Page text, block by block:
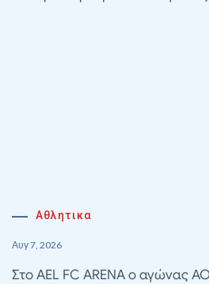
Αθλητικα
Αυγ 7, 2026
Στο AEL FC ARENA ο αγώνας